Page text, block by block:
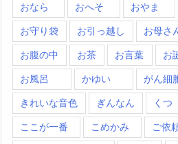
おなら おへそ おやま
お守り袋 お引っ越し お母さ
お腹の中 お茶 お言葉 お
お風呂 かゆい がん細
きれいな音色 ぎんなん くつ
ここが一番 こめかみ ご依